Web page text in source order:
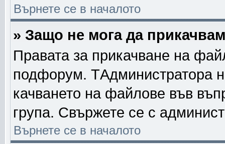
Върнете се в началото
» Защо не мога да
Правата за прикачване на
подфорум. TАдминистратора
качването на файлове във
група. Свържете се с
Върнете се в началото